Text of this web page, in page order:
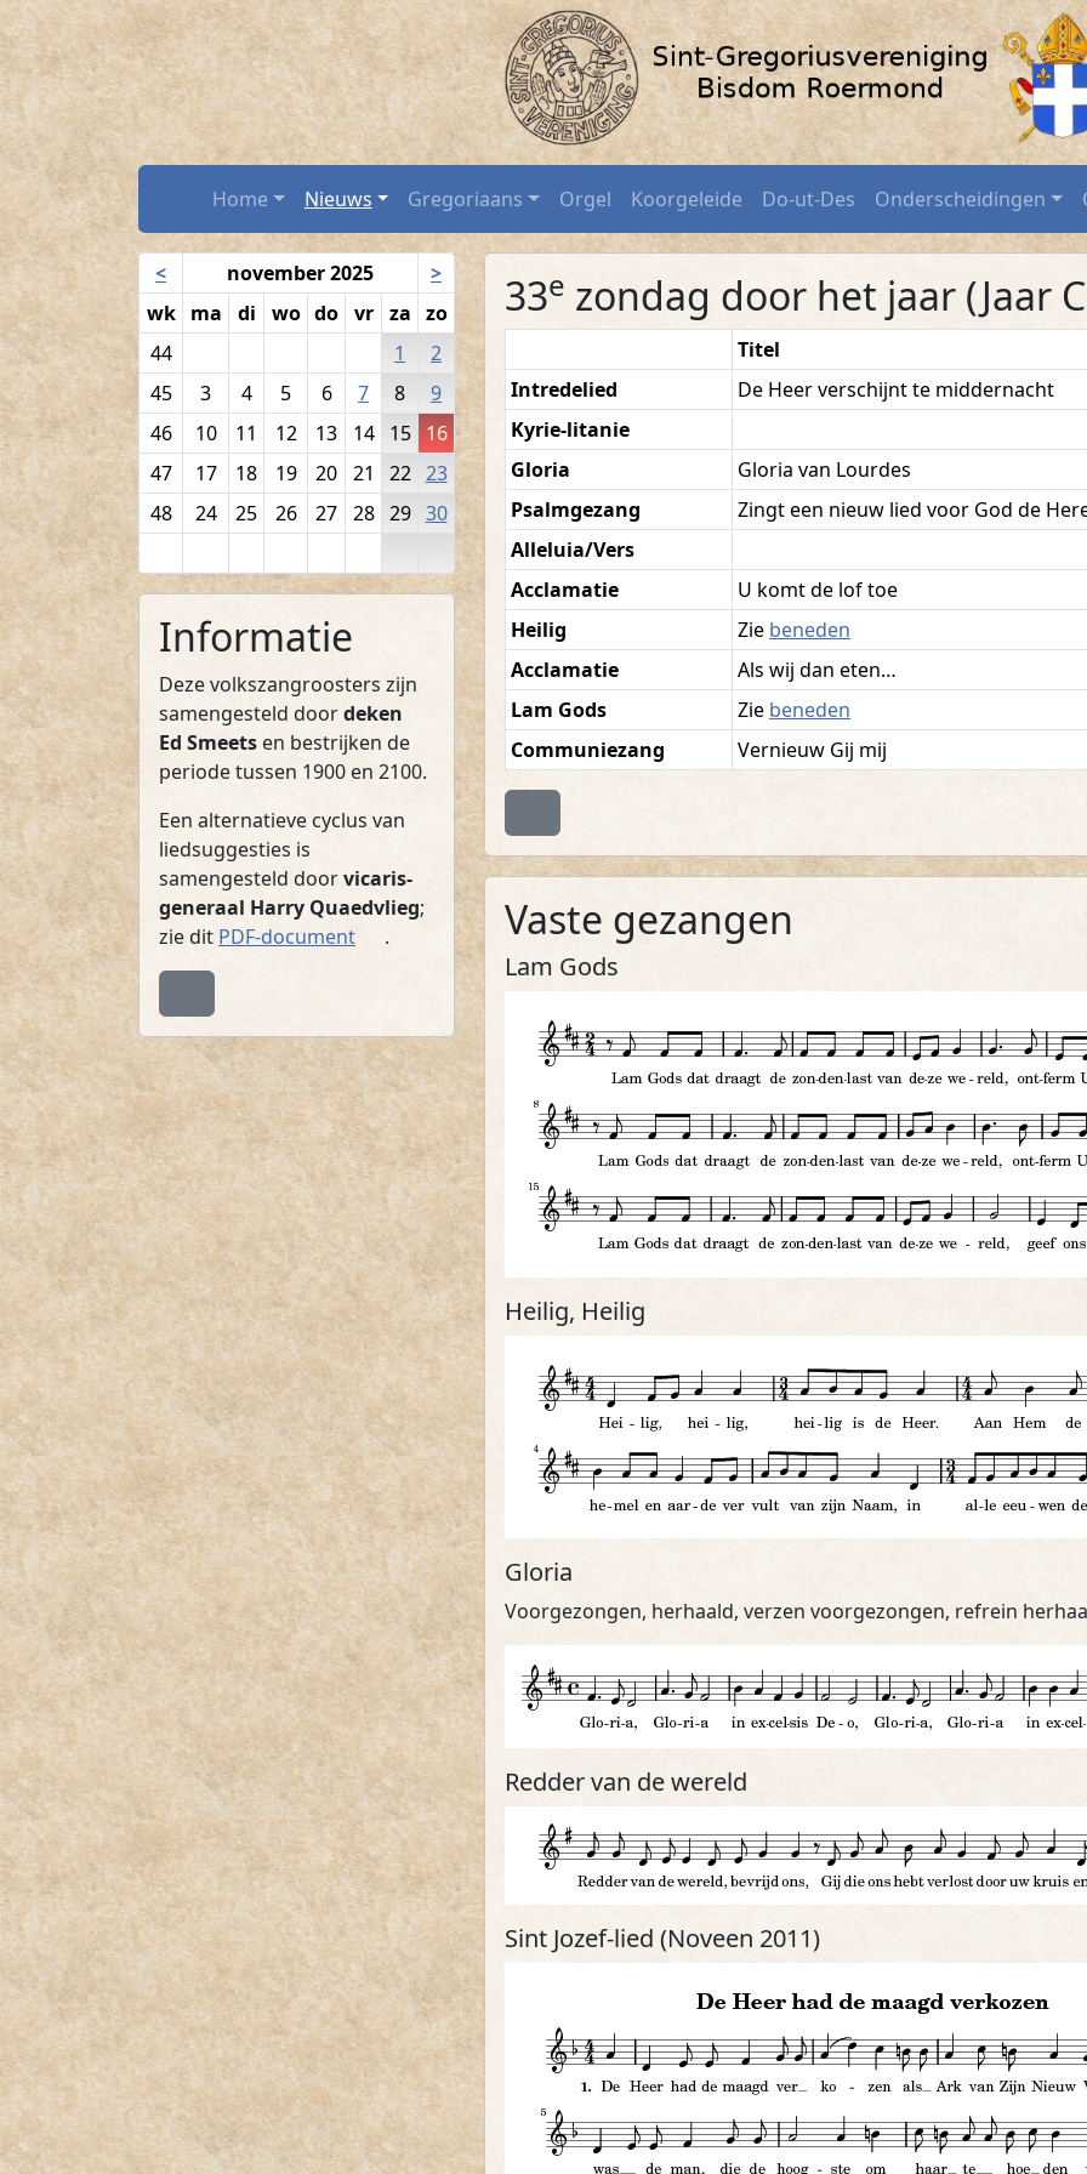
Spring naar hoofdtekst
Volkszang - 16 november 2025 / SGV-
Home
Home Nieuws Gregoriaans Orgel Koorgeleide Do-ut-Des Onderscheidingen
Navigatiekalender
< november 2025
>
wk
ma di wo do vr za zo
44
1
2
45
3 4 5 6 7 8
9
46
10 11 12 13 14 15 16
47
17 18 19 20 21 22 23
48
24 25 26 27 28 29 30
Informatie
Deze volkszangroosters zijn
samengesteld doordeken
Ed Smeetsen bestrijken de
periode tussen 1900 en 2100.
Een alternatieve cyclus van
liedsuggesties is
samengesteld doorvicaris-
generaal Harry Quaedvlieg;
zie dit PDF-document(PDF).
33e zondag door het jaar (Jaar
Titel
Intredelied
De Heer verschijnt te middernacht
Kyrie-litanie
Gloria
Gloria van Lourdes
Psalmgezang
Zingt een nieuw lied voor God de
Alleluia/Vers
Acclamatie
U komt de lof toe
Heilig
Zie beneden
Acclamatie
Als wij dan eten…
Lam Gods
Zie beneden
Communiezang
Vernieuw Gij mij
Vaste gezangen
Lam Gods
Heilig, Heilig
Gloria
Voorgezongen, herhaald, verzen voorgezongen, refrein
Redder van de wereld
Sint Jozef-lied (Noveen 2011)